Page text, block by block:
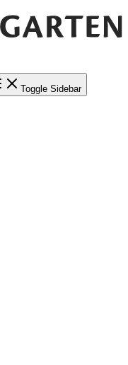
Toggle Sidebar